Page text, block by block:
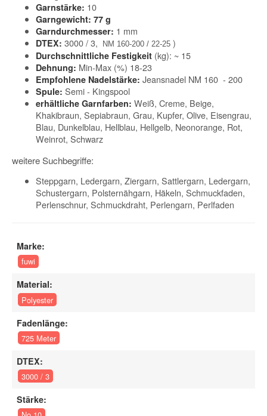
Garnstärke: 10
Garngewicht: 77 g
Garndurchmesser: 1 mm
DTEX: 3000 / 3, NM 160-200 / 22-25 )
Durchschnittliche Festigkeit (kg): ~ 15
Dehnung: Min-Max (%) 18-23
Empfohlene Nadelstärke: Jeansnadel NM 160 - 200
Spule: Semi - Kingspool
erhältliche Garnfarben: Weiß, Creme, Beige,
Khakibraun, Sepiabraun, Grau, Kupfer, Olive, Eisengrau,
Blau, Dunkelblau, Hellblau, Hellgelb, Neonorange, Rot,
Weinrot, Schwarz
weitere Suchbegriffe:
Steppgarn, Ledergarn, Ziergarn, Sattlergarn, Ledergarn,
Schustergarn, Polsternähgarn, Häkeln, Schmuckfaden,
Perlenschnur, Schmuckdraht, Perlengarn, Perlfaden
Marke:
fuwi
Material:
Polyester
Fadenlänge:
725 Meter
DTEX:
3000 / 3
Stärke: